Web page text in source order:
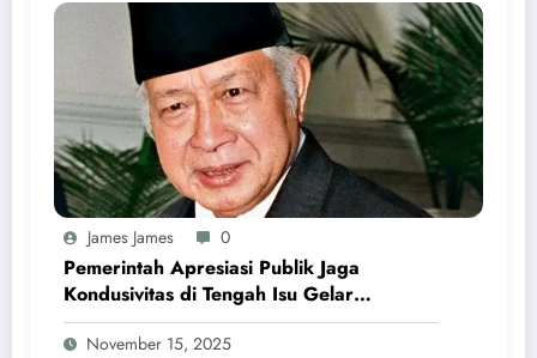
James James 0
Pemerintah Apresiasi Publik Jaga
Kondusivitas di Tengah Isu Gelar
Pahlawan Soeharto
November 15, 2025